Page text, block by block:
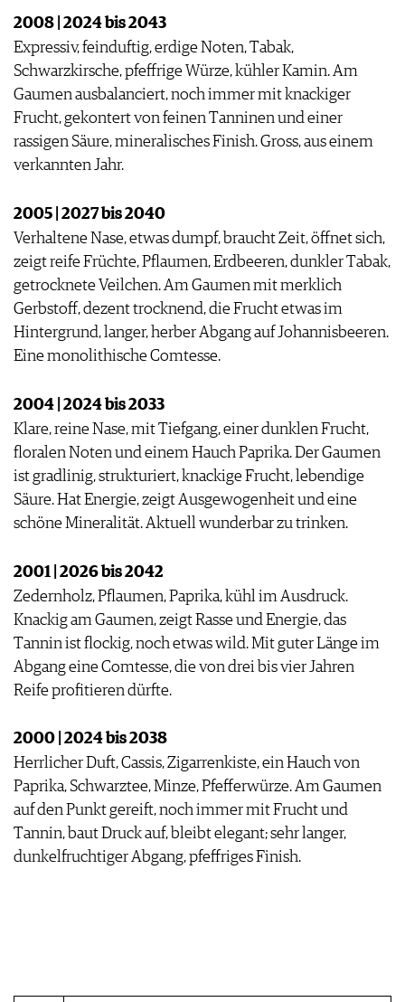
2008 | 2024 bis 2043
Expressiv, feinduftig, erdige Noten, Tabak,
Schwarzkirsche, pfeffrige Würze, kühler Kamin. Am
Gaumen ausbalanciert, noch immer mit knackiger
Frucht, gekontert von feinen Tanninen und einer
rassigen Säure, mineralisches Finish. Gross, aus einem
verkannten Jahr.
2005 | 2027 bis 2040
Verhaltene Nase, etwas dumpf, braucht Zeit, öffnet sich,
zeigt reife Früchte, Pflaumen, Erdbeeren, dunkler Tabak,
getrocknete Veilchen. Am Gaumen mit merklich
Gerbstoff, dezent trocknend, die Frucht etwas im
Hintergrund, langer, herber Abgang auf Johannisbeeren.
Eine monolithische Comtesse.
2004 | 2024 bis 2033
Klare, reine Nase, mit Tiefgang, einer dunklen Frucht,
floralen Noten und einem Hauch Paprika. Der Gaumen
ist gradlinig, strukturiert, knackige Frucht, lebendige
Säure. Hat Energie, zeigt Ausgewogenheit und eine
schöne Mineralität. Aktuell wunderbar zu trinken.
2001 | 2026 bis 2042
Zedernholz, Pflaumen, Paprika, kühl im Ausdruck.
Knackig am Gaumen, zeigt Rasse und Energie, das
Tannin ist flockig, noch etwas wild. Mit guter Länge im
Abgang eine Comtesse, die von drei bis vier Jahren
Reife profitieren dürfte.
2000 | 2024 bis 2038
Herrlicher Duft, Cassis, Zigarrenkiste, ein Hauch von
Paprika, Schwarztee, Minze, Pfefferwürze. Am Gaumen
auf den Punkt gereift, noch immer mit Frucht und
Tannin, baut Druck auf, bleibt elegant; sehr langer,
dunkelfruchtiger Abgang, pfeffriges Finish.